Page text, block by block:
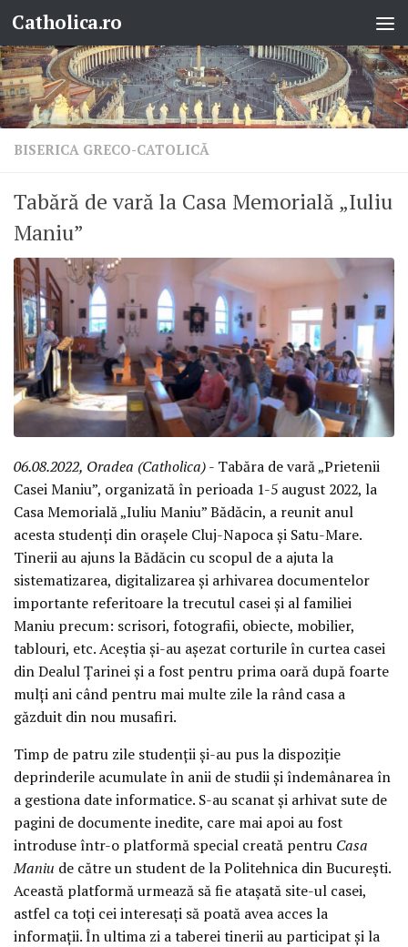
Skip to content
Catholica.ro
BISERICA GRECO-CATOLICĂ
Tabără de vară la Casa Memorială „Iuliu
Maniu”
06.08.2022, Oradea (Catholica)- Tabăra de vară „Prietenii
Casei Maniu”, organizată în perioada 1-5 august 2022, la
Casa Memorială „Iuliu Maniu” Bădăcin, a reunit anul
acesta studenți din orașele Cluj-Napoca și Satu-Mare.
Tinerii au ajuns la Bădăcin cu scopul de a ajuta la
sistematizarea, digitalizarea și arhivarea documentelor
importante referitoare la trecutul casei și al familiei
Maniu precum: scrisori, fotografii, obiecte, mobilier,
tablouri, etc. Aceștia și-au așezat corturile în curtea casei
din Dealul Țarinei și a fost pentru prima oară după foarte
mulți ani când pentru mai multe zile la rând casa a
găzduit din nou musafiri.
Timp de patru zile studenții și-au pus la dispoziție
deprinderile acumulate în anii de studii și îndemânarea în
a gestiona date informatice. S-au scanat și arhivat sute de
pagini de documente inedite, care mai apoi au fost
introduse într-o platformă special creată pentru Casa
Maniu de către un student de la Politehnica din București.
Această platformă urmează să fie atașată site-ul casei,
astfel ca toți cei interesați să poată avea acces la
informații. În ultima zi a taberei tinerii au participat și la